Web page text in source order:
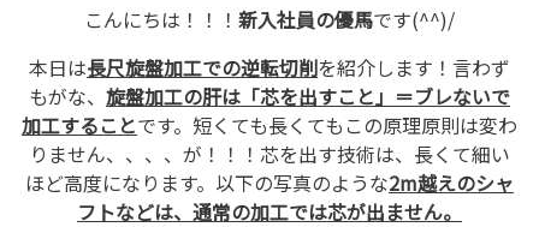
こんにちは！！！ 新入社員の優馬です(^^)/
本日は長尺旋盤加工での逆転切削を紹介します！言わず
もがな、 旋盤加工の肝は「芯を出すこと」＝ブレないで
加工することです。短くても長くてもこの原理原則は変わ
りません、、、、が！！！芯を出す技術は、長くて細い
ほど高度になります。以下の写真のような2m越えのシャ
フトなどは、通常の加工では芯が出ません。